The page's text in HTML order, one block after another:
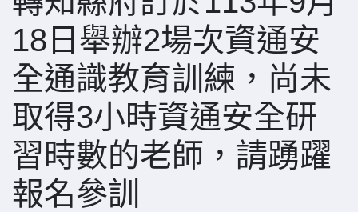
18日舉辦2場次資通安
全通識教育訓練，尚未
取得3小時資通安全研
習時數的老師，請踴躍
報名參訓